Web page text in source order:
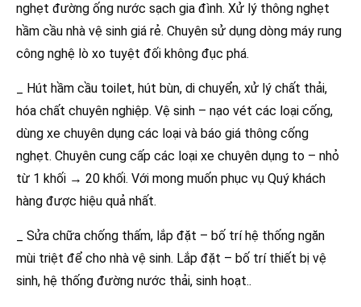
nghẹt đường ống nước sạch gia đình. Xử lý thông nghẹt
hầm cầu nhà vệ sinh giá rẻ. Chuyên sử dụng dòng máy rung
công nghệ lò xo tuyệt đối không đục phá.
_ Hút hầm cầu toilet, hút bùn, di chuyển, xử lý chất thải,
hóa chất chuyên nghiệp. Vệ sinh – nạo vét các loại cống,
dùng xe chuyên dụng các loại và báo giá thông cống
nghẹt. Chuyên cung cấp các loại xe chuyên dụng to – nhỏ
từ 1 khối → 20 khối. Với mong muốn phục vụ Quý khách
hàng được hiệu quả nhất.
_ Sửa chữa chống thấm, lắp đặt – bố trí hệ thống ngăn
mùi triệt để cho nhà vệ sinh. Lắp đặt – bố trí thiết bị vệ
sinh, hệ thống đường nước thải, sinh hoạt..